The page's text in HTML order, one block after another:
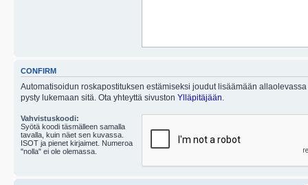
CONFIRM
Automatisoidun roskapostituksen estämiseksi joudut lisäämään
pysty lukemaan sitä. Ota yhteyttä sivuston Ylläpitäjään
Vahvistuskoodi:
Syötä koodi täsmälleen samalla
tavalla, kuin näet sen kuvassa.
ISOT ja pienet kirjaimet. Numeroa
"nolla" ei ole olemassa.